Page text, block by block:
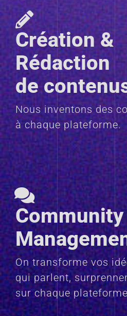
Création &
Rédaction
de
Nous inventons des
à chaque plateforme.
Community
On transforme vos
qui parlent,
sur chaque